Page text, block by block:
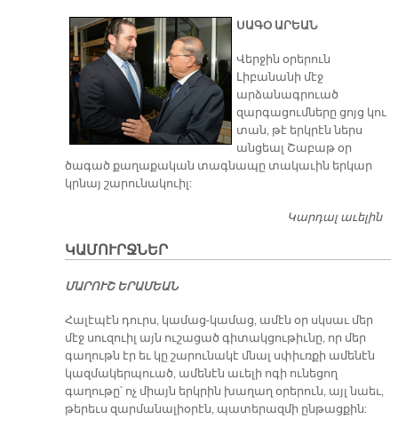
ՍԱԳՕ ԱՐԵԱՆ
Վերջին օրերուն
Լիբանանի մէջ
արձանագրուած
զարգացումները ցոյց կու
տան, թէ երկրէն ներս
անցեալ Շաբաթ օր
ծագած քաղաքական տագնապը տակաւին երկար
կրնայ շարունակուիլ:
Կարդալ աւելին
ԿԱՄՈՒՐՋՆԵՐ
ՄԱՐՈՒՇ ԵՐԱՄԵԱՆ
Հալէպէն դուրս, կամաց-կամաց, ամէն օր սկսաւ մեր
մէջ սուզուիլ այն ուշացած գիտակցութիւնը, որ մեր
գաղութն էր եւ կը շարունակէ մնալ սփիւռքի ամենէն
կազմակերպուած, ամենէն աւելի ոգի ունեցող
գաղութը՝ ոչ միայն երկրին խաղաղ օրերուն, այլ նաեւ,
թերեւս զարմանալիօրէն, պատերազմի ընթացքին: